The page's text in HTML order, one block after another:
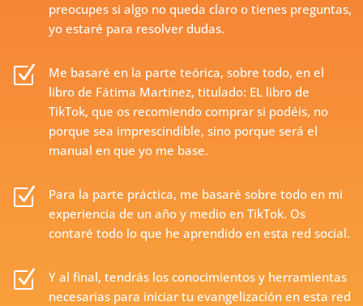
preocupes si algo no queda claro o tienes preguntas,
yo estaré para resolver dudas.
Z
Me basaré en la parte teórica, sobre todo, en el
libro de Fátima Martínez, titulado: EL libro de
TikTok, que os recomiendo comprar si podéis, no
porque sea imprescindible, sino porque será el
manual en que yo me base.
Z
Para la parte práctica, me basaré sobre todo en mi
experiencia de un año y medio en TikTok. Os
contaré todo lo que he aprendido en esta red social.
Z
Y al final, tendrás los conocimientos y herramientas
necesarias para iniciar tu evangelización en esta red